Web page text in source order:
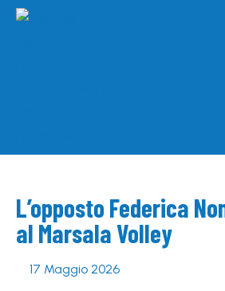
L’opposto Federica
al Marsala Volley
17 Maggio 2026